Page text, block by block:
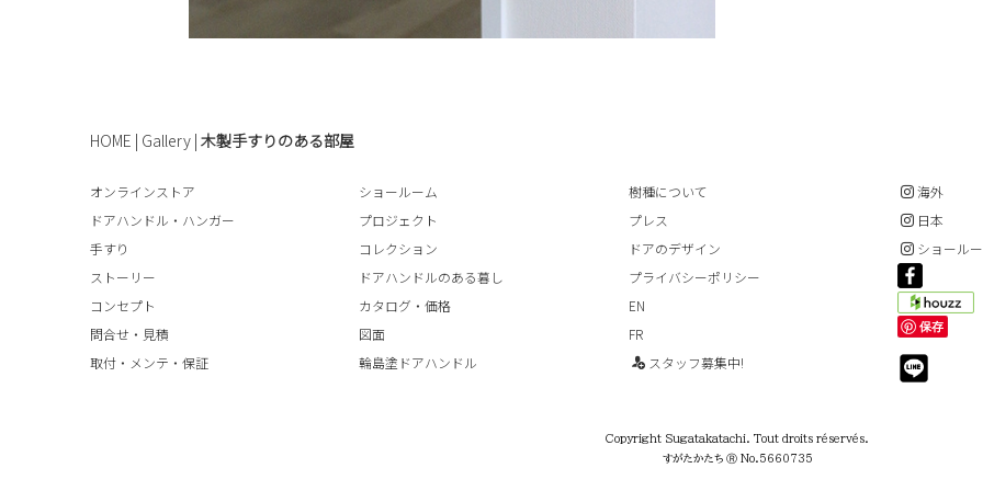
HOME | Gallery | 木製手すりのある部屋
オンラインストア
ドアハンドル・ハンガー
手すり
ストーリー
コンセプト
問合せ・見積
取付・メンテ・保証
ショールーム
プロジェクト
コレクション
ドアハンドルのある暮し
カタログ・価格
図面
輪島塗ドアハンドル
樹種について
プレス
ドアのデザイン
プライバシーポリシー
EN
FR
スタッフ募集中!
海外
日本
ショール
保存
Copyright Sugatakatachi. Tout droits réservés.
すがたかたち Ⓡ No.5660735